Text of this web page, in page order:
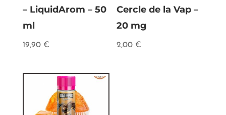
– LiquidArom – 50
ml
19,90 €
Cercle de la Vap –
20 mg
2,00 €